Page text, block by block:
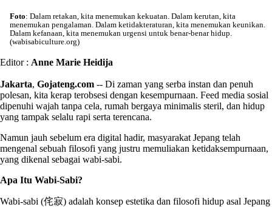
Foto: Dalam retakan, kita menemukan kekuatan. Dalam kerutan, kita
menemukan pengalaman. Dalam ketidakteraturan, kita menemukan keunikan.
Dalam kefanaan, kita menemukan urgensi untuk benar-benar hidup.
(wabisabiculture.org)
Editor : Anne Marie Heidija
Jakarta, Gojateng.com -- Di zaman yang serba instan dan penuh
polesan, kita kerap terobsesi dengan kesempurnaan. Feed media sosial
dipenuhi wajah tanpa cela, rumah bergaya minimalis steril, dan hidup
yang tampak selalu rapi serta terencana.
Namun jauh sebelum era digital hadir, masyarakat Jepang telah
mengenal sebuah filosofi yang justru memuliakan ketidaksempurnaan,
yang dikenal sebagai wabi-sabi.
Apa Itu Wabi-Sabi?
Wabi-sabi (侘寂) adalah konsep estetika dan filosofi hidup asal Jepang